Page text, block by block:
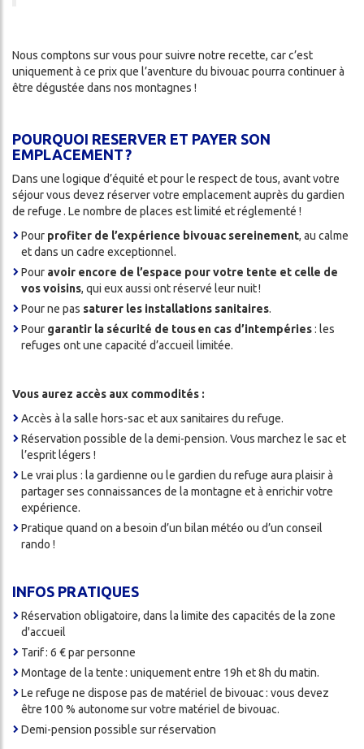
Nous comptons sur vous pour suivre notre recette, car c’est
uniquement à ce prix que l’aventure du bivouac pourra continuer à
être dégustée dans nos montagnes !
POURQUOI RESERVER ET PAYER SON
EMPLACEMENT ?
Dans une logique d’équité et pour le respect de tous, avant votre
séjour vous devez réserver votre emplacement auprès du gardien
de refuge . Le nombre de places est limité et réglementé !
Pour profiter de l’expérience bivouac sereinement, au calme
et dans un cadre exceptionnel.
Pour avoir encore de l’espace pour votre tente et celle de
vos voisins, qui eux aussi ont réservé leur nuit !
Pour ne pas saturer les installations sanitaires.
Pour garantir la sécurité de tous en cas d’intempéries: les
refuges ont une capacité d’accueil limitée.
Vous aurez accès aux commodités :
Accès à la salle hors-sac et aux sanitaires du refuge.
Réservation possible de la demi-pension. Vous marchez le sac et
l’esprit légers !
Le vrai plus : la gardienne ou le gardien du refuge aura plaisir à
partager ses connaissances de la montagne et à enrichir votre
expérience.
Pratique quand on a besoin d’un bilan météo ou d’un conseil
rando !
INFOS PRATIQUES
Réservation obligatoire, dans la limite des capacités de la zone
d'accueil
Tarif : 6 € par personne
Montage de la tente : uniquement entre 19h et 8h du matin.
Le refuge ne dispose pas de matériel de bivouac : vous devez
être 100 % autonome sur votre matériel de bivouac.
Demi-pension possible sur réservation